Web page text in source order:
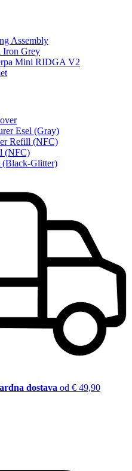
Assembly
Grey
Mini RIDGA V2
Esel (Gray)
Refill (NFC)
(NFC)
Glitter)
dostava od € 49,90